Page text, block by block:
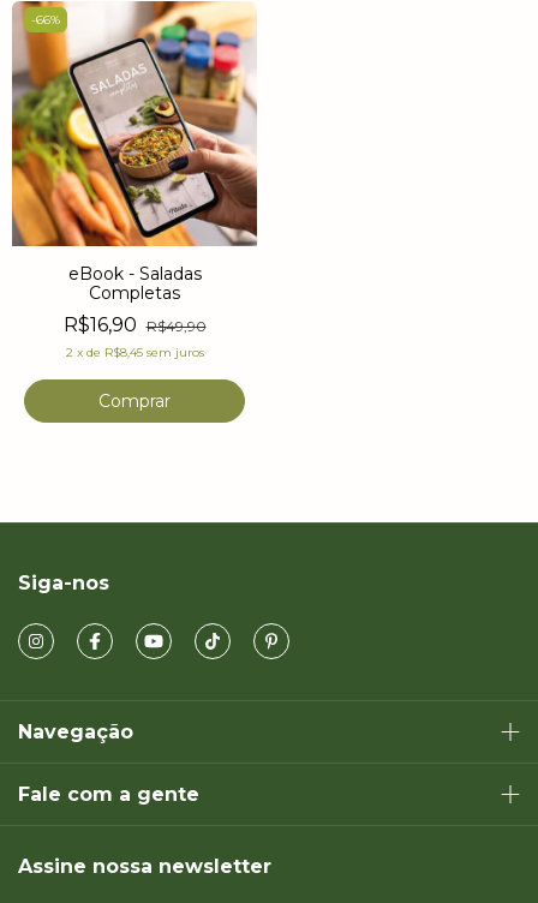
-66%
eBook - Saladas
Completas
R$16,90 R$49,90
2 x de R$8,45 sem juros
Siga-nos
Navegação
Fale com a gente
Assine nossa newsletter